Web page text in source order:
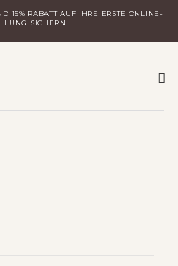
15% RABATT AUF IHRE ERSTE ONLINE-
SICHERN